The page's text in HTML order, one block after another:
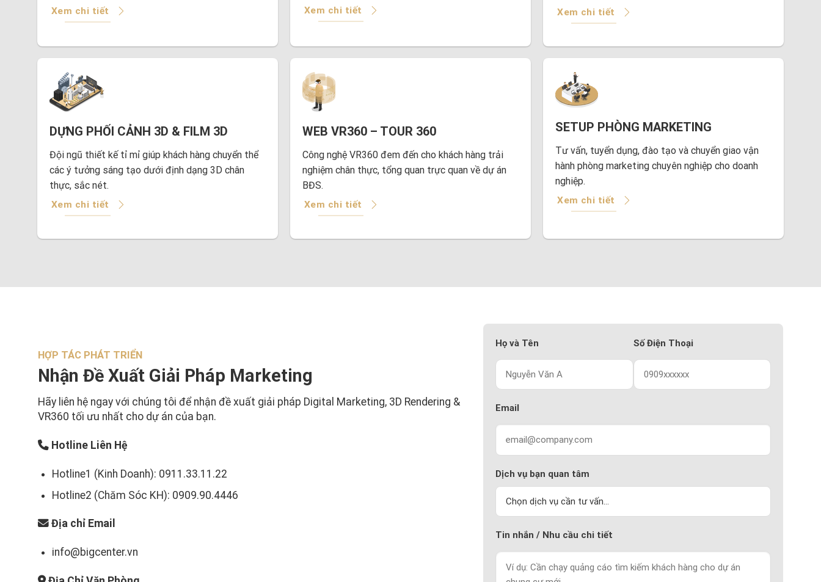
Xem chi tiết Xem chi tiết Xem chi tiết
DỰNG PHỐI CẢNH 3D & FILM 3D
Đội ngũ thiết kế tỉ mỉ giúp khách hàng chuyển thể
các ý tưởng sáng tạo dưới định dạng 3D chân
thực, sắc nét.
Xem chi tiết
WEB VR360 – TOUR 360
Công nghệ VR360 đem đến cho khách hàng trải
nghiệm chân thực, tổng quan trực quan về dự án
BĐS.
Xem chi tiết
SETUP PHÒNG MARKETING
Tư vấn, tuyển dụng, đào tạo và chuyển giao vận
hành phòng marketing chuyên nghiệp cho doanh
nghiệp.
Xem chi tiết
HỢP TÁC PHÁT TRIỂN
Nhận Đề Xuất Giải Pháp Marketing
Hãy liên hệ ngay với chúng tôi để nhận đề xuất giải pháp Digital Marketing, 3D Rendering &
VR360 tối ưu nhất cho dự án của bạn.
Hotline Liên Hệ
Hotline1 (Kinh Doanh): 0911.33.11.22
Hotline2 (Chăm Sóc KH): 0909.90.4446
Địa chỉ Email
info@bigcenter.vn
Họ và Tên Số Điện Thoại
Email
Dịch vụ bạn quan tâm
Tin nhắn / Nhu cầu chi tiết